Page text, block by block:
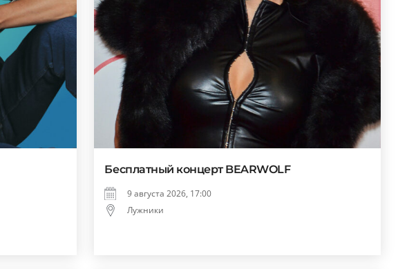
Бесплатный концерт BEARWOLF
9 августа 2026, 17:00
Лужники